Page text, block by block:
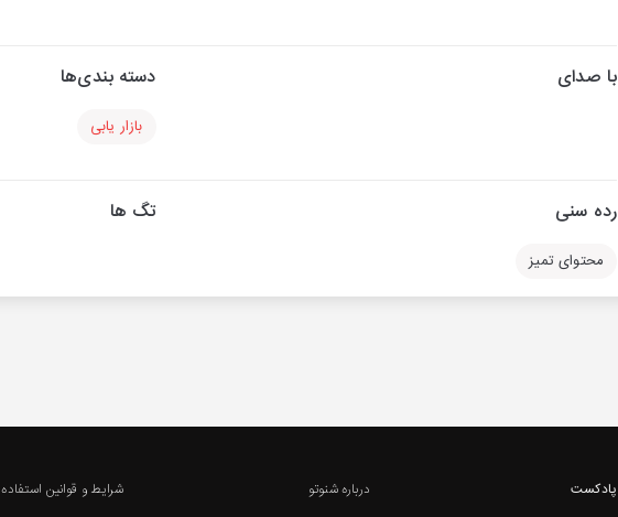
با صدای دسته بندی‌ها
بازار یابی
رده سنی
محتوای تمیز
تگ ها
پادکست
درباره شنوتو
شرایط و قوانین استفاده